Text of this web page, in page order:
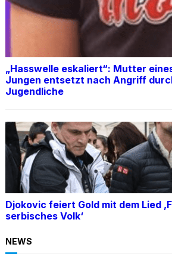
„Hasswelle eskaliert“: Mutter
Jungen entsetzt nach Angriff
Jugendliche
Djokovic feiert Gold mit dem Lied
serbisches Volk‘
NEWS